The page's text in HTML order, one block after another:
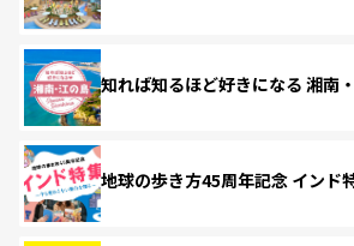
知れば知るほど好きになる 湘南
地球の歩き方45周年記念 インド